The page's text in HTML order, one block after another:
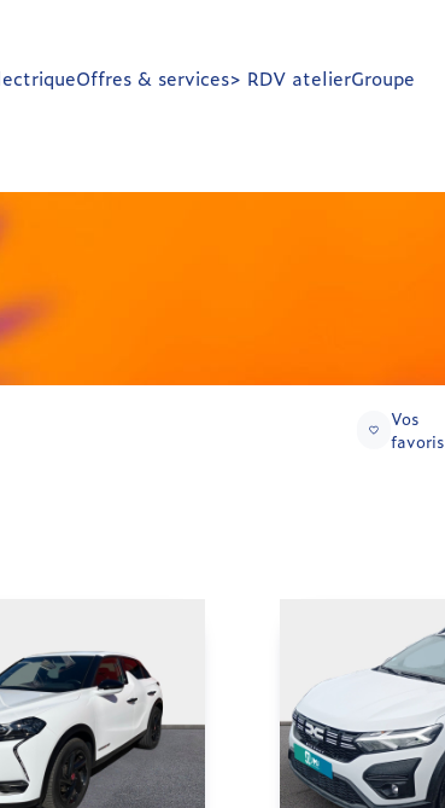
Offres & services> RDV atelierGroupe
Vos
favoris